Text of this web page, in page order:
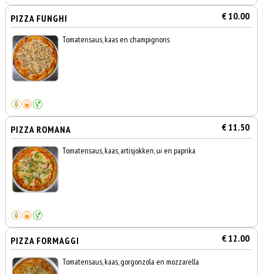
PIZZA FUNGHI € 10.00
Tomatensaus, kaas en champignons
PIZZA ROMANA € 11.50
Tomatensaus, kaas, artisjokken, ui en paprika
PIZZA FORMAGGI € 12.00
Tomatensaus, kaas, gorgonzola en mozzarella